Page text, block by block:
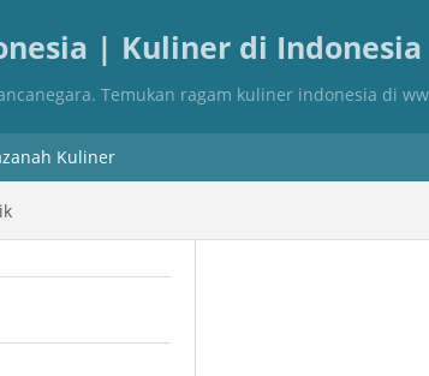
| Kuliner di Indonesia
Temukan ragam kuliner indonesia di
Kuliner